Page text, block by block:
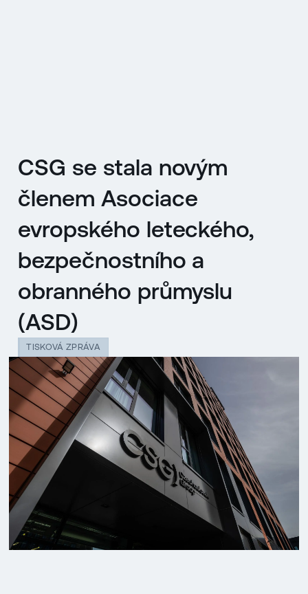
CSG se stala novým
členem Asociace
evropského leteckého,
bezpečnostního a
obranného průmyslu
(ASD)
TISKOVÁ ZPRÁVA